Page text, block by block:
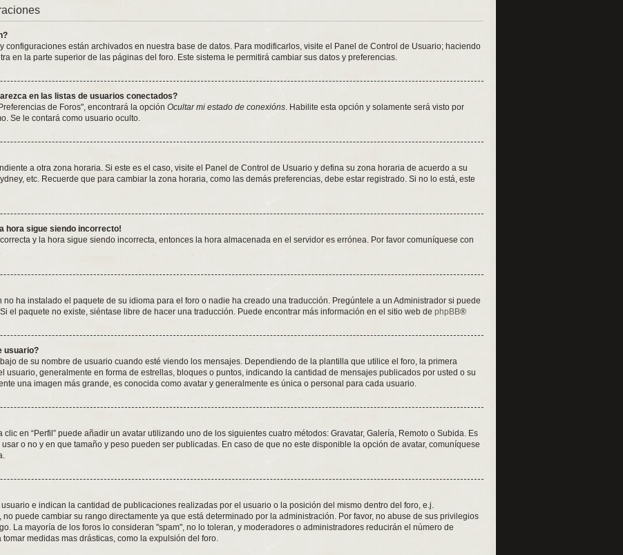
configuraciones están archivados en nuestra base de datos. Para modificarlos, visite el Panel de Control de Usuario; haciendo
en la parte superior de las páginas del foro. Este sistema le permitirá cambiar sus datos y preferencias.
en las listas de usuarios conectados?
de Foros", encontrará la opción Ocultar mi estado de conexións. Habilite esta opción y solamente será visto por
Se le contará como usuario oculto.
a otra zona horaria. Si este es el caso, visite el Panel de Control de Usuario y defina su zona horaria de acuerdo a su
etc. Recuerde que para cambiar la zona horaria, como las demás preferencias, debe estar registrado. Si no lo está, este
hora sigue siendo incorrecto!
y la hora sigue siendo incorrecta, entonces la hora almacenada en el servidor es errónea. Por favor comuníquese con
ha instalado el paquete de su idioma para el foro o nadie ha creado una traducción. Pregúntele a un Administrador si puede
el paquete no existe, siéntase libre de hacer una traducción. Puede encontrar más información en el sitio web de phpBB®
usuario?
de su nombre de usuario cuando esté viendo los mensajes. Dependiendo de la plantilla que utilice el foro, la primera
usuario, generalmente en forma de estrellas, bloques o puntos, indicando la cantidad de mensajes publicados por usted o su
una imagen más grande, es conocida como avatar y generalmente es única o personal para cada usuario.
en “Perfil” puede añadir un avatar utilizando uno de los siguientes cuatro métodos: Gravatar, Galería, Remoto o Subida. Es
o no y en que tamaño y peso pueden ser publicadas. En caso de que no este disponible la opción de avatar, comuníquese
e indican la cantidad de publicaciones realizadas por el usuario o la posición del mismo dentro del foro, e.j.
puede cambiar su rango directamente ya que está determinado por la administración. Por favor, no abuse de sus privilegios
La mayoría de los foros lo consideran "spam", no lo toleran, y moderadores o administradores reducirán el número de
medidas mas drásticas, como la expulsión del foro.